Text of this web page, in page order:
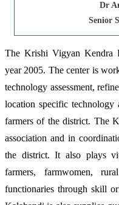
Dr
Senior
The Krishi Vigyan Kendra
year 2005. The center is
technology assessment,
location specific technology
farmers of the district. The
association and in
the district. It also plays
farmers, farmwomen,
functionaries through skill